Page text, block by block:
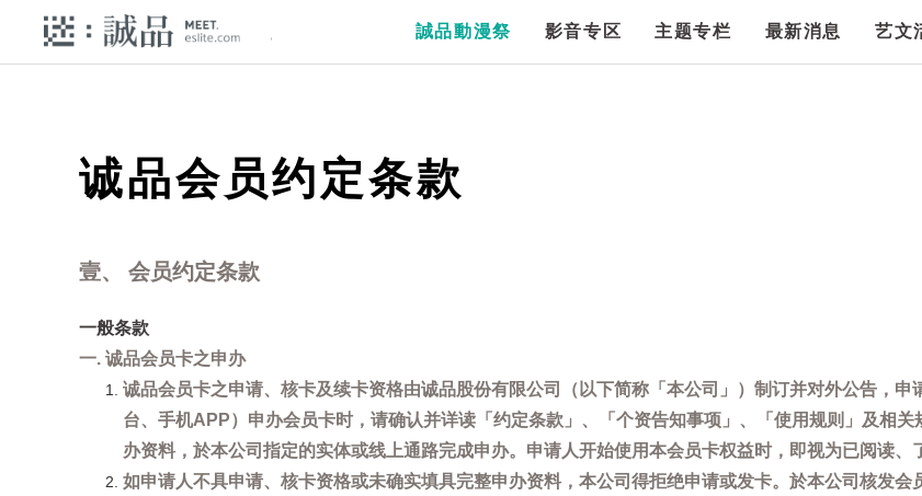
誠品動漫祭 影音专区 主题专栏 最新消息 艺文
诚品会员约定条款
壹、 会员约定条款
一般条款
一. 诚品会员卡之申办
诚品会员卡之申请、核卡及续卡资格由诚品股份有限公司（以下简称「本公司」）制订并对外公告，
台、手机APP）申办会员卡时，请确认并详读「约定条款」、「个资告知事项」、「使用规则」及相
办资料，於本公司指定的实体或线上通路完成申办。申请人开始使用本会员卡权益时，即视为已阅读、
如申请人不具申请、核卡资格或未确实填具完整申办资料，本公司得拒绝申请或发卡。於本公司核发